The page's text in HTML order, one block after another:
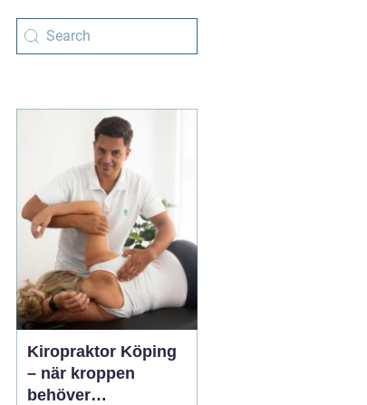
Kiropraktor Köping
– när kroppen
behöver